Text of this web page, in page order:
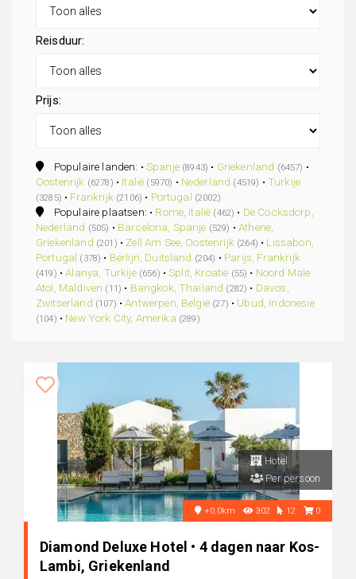
Reisduur:
Prijs:
Populaire landen: •Spanje (8943) • Griekenland (6457) •
Oostenrijk (6278) • Italië (5970) • Nederland (4519) • Turkije
(3285) • Frankrijk (2106) • Portugal (2002)
Populaire plaatsen: • Rome, Italië (462) • De Cocksdorp,
Nederland (505) • Barcelona, Spanje (529) •Athene,
Griekenland (201) • Zell Am See, Oostenrijk (264) • Lissabon,
Portugal (378) • Berlijn, Duitsland (204) • Parijs, Frankrijk
(419) •Alanya, Turkije (656) •Split, Kroatië (55) • Noord Male
Atol, Maldiven (11) • Bangkok, Thailand (282) • Davos,
Zwitserland (107) •Antwerpen, België (27) • Ubud, Indonesie
(104) • New York City, Amerika (289)
Hotel
Per persoon
+0.0km 302 12 0
Diamond Deluxe Hotel • 4 dagen naar Kos-
Lambi, Griekenland